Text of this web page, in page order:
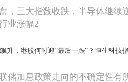
，三大指数收跌，半导体继续
业涨幅2
升，港股何时迎“最后一跌”？恒生科技
储加息政策走向的不确定性有